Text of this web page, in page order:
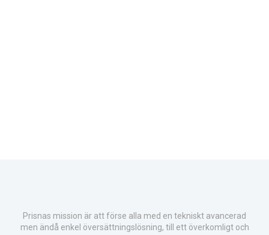
Prisnas mission är att förse alla med en tekniskt avancerad
men ändå enkel översättningslösning, till ett överkomligt och